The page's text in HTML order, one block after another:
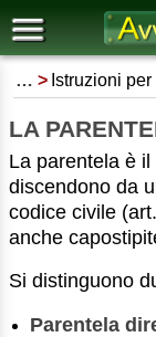
… Istruzioni
LA
La parentela è il
discendono da
codice civile
anche
Si distinguono
Parentela